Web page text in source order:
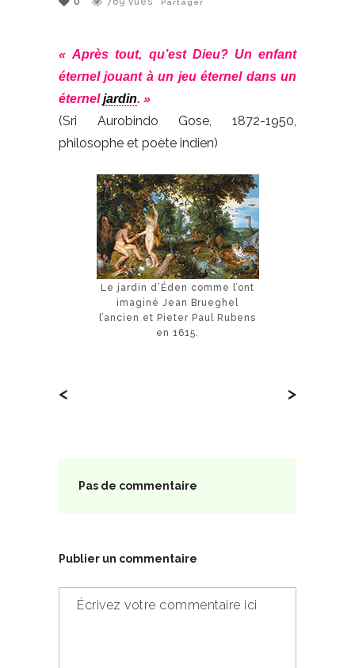
Partager
« Après tout, qu’est Dieu? Un enfant
éternel jouant à un jeu éternel dans un
éterneljardin. »
(Sri Aurobindo Gose, 1872-1950,
philosophe et poète indien)
Le jardin d’Éden comme l’ont
imaginé Jean Brueghel
l’ancien et Pieter Paul Rubens
en 1615.
< >
Pas de commentaire
Publier un commentaire